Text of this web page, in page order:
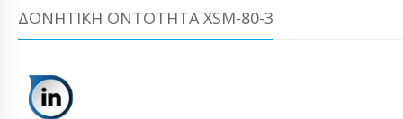
ΔΟΝΗΤΙΚΉ ΟΝΤΌΤΗΤΑ XSM-80-3